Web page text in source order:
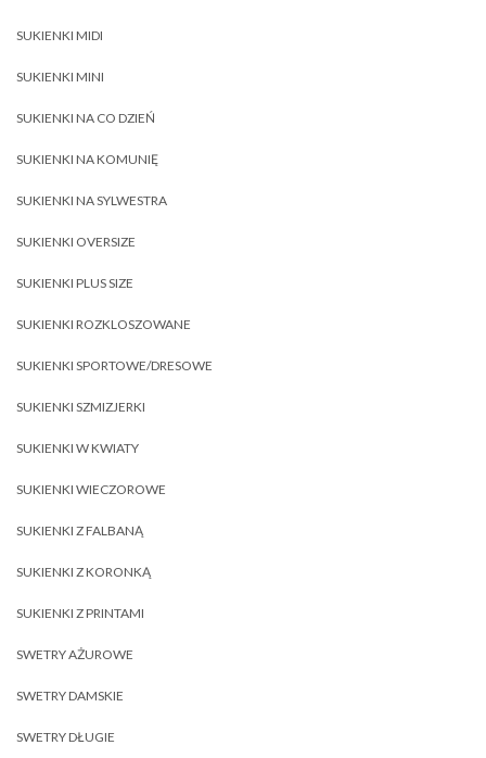
SUKIENKI MIDI
SUKIENKI MINI
SUKIENKI NA CO DZIEŃ
SUKIENKI NA KOMUNIĘ
SUKIENKI NA SYLWESTRA
SUKIENKI OVERSIZE
SUKIENKI PLUS SIZE
SUKIENKI ROZKLOSZOWANE
SUKIENKI SPORTOWE/DRESOWE
SUKIENKI SZMIZJERKI
SUKIENKI W KWIATY
SUKIENKI WIECZOROWE
SUKIENKI Z FALBANĄ
SUKIENKI Z KORONKĄ
SUKIENKI Z PRINTAMI
SWETRY AŻUROWE
SWETRY DAMSKIE
SWETRY DŁUGIE